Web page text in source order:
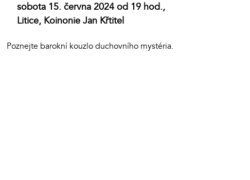
sobota 15. června 2024 od 19 hod.,
Litice, Koinonie Jan Křtitel
Poznejte barokní kouzlo duchovního mystéria.